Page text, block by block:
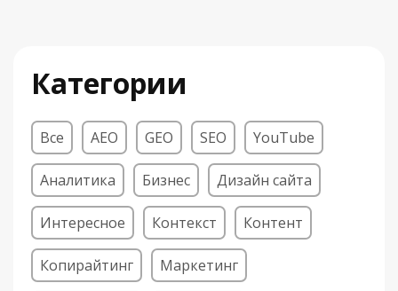
Категории
Все AEO GEO SEO YouTube
Аналитика Бизнес Дизайн сайта
Интересное Контекст Контент
Копирайтинг Маркетинг